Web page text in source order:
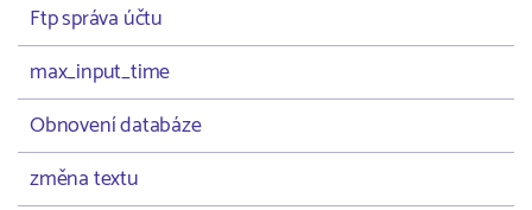
Ftp správa účtu
max_input_time
Obnovení databáze
změna textu